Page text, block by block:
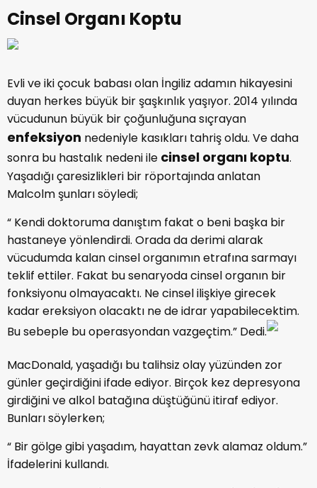
Cinsel Organı Koptu
Evli ve iki çocuk babası olan İngiliz adamın hikayesini
duyan herkes büyük bir şaşkınlık yaşıyor. 2014 yılında
vücudunun büyük bir çoğunluğuna sıçrayan
enfeksiyon nedeniyle kasıkları tahriş oldu. Ve daha
sonra bu hastalık nedeni ile cinsel organı koptu.
Yaşadığı çaresizlikleri bir röportajında anlatan
Malcolm şunları söyledi;
“ Kendi doktoruma danıştım fakat o beni başka bir
hastaneye yönlendirdi. Orada da derimi alarak
vücudumda kalan cinsel organımın etrafına sarmayı
teklif ettiler. Fakat bu senaryoda cinsel organın bir
fonksiyonu olmayacaktı. Ne cinsel ilişkiye girecek
kadar ereksiyon olacaktı ne de idrar yapabilecektim.
Bu sebeple bu operasyondan vazgeçtim.” Dedi.
MacDonald, yaşadığı bu talihsiz olay yüzünden zor
günler geçirdiğini ifade ediyor. Birçok kez depresyona
girdiğini ve alkol batağına düştüğünü itiraf ediyor.
Bunları söylerken;
“ Bir gölge gibi yaşadım, hayattan zevk alamaz oldum.”
İfadelerini kullandı.